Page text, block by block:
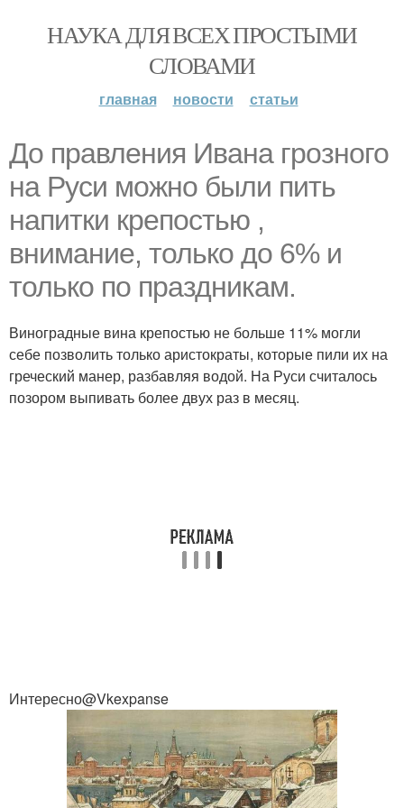
НАУКА ДЛЯ ВСЕХ ПРОСТЫМИ
СЛОВАМИ
главная новости статьи
До правления Ивана грозного
на Руси можно были пить
напитки крепостью ,
внимание, только до 6% и
только по праздникам.
Виноградные вина крепостью не больше 11% могли
себе позволить только аристократы, которые пили их на
греческий манер, разбавляя водой. На Руси считалось
позором выпивать более двух раз в месяц.
Интересно@Vkexpanse